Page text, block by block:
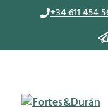
+34 611 454